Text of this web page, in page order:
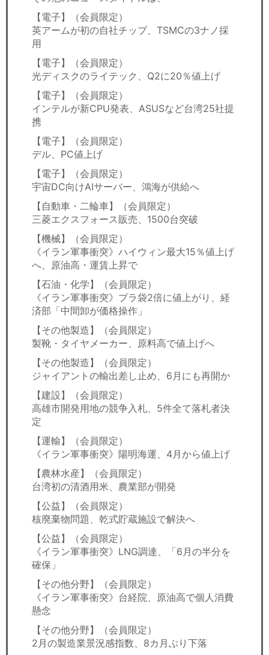
【電子】（会員限定）
英アームが初の自社チップ、TSMCの3ナノ採
用
【電子】（会員限定）
光ディスクのライテック、Q2に20％値上げ
【電子】（会員限定）
インテルが新CPU発表、ASUSなど台湾25社提
携
【電子】（会員限定）
デル、PC値上げ
【電子】（会員限定）
宇宙DC向けAIサーバー、鴻海が供給へ
【自動車・二輪車】（会員限定）
三菱エクスフォース販売、1500台突破
【機械】（会員限定）
《イラン軍事衝突》ハイウィン最大15％値上げ
へ、原油高・運賃上昇で
【石油・化学】（会員限定）
《イラン軍事衝突》プラ袋2倍に値上がり、経
済部「中間卸が価格操作」
【その他製造】（会員限定）
製靴・タイヤメーカー、原料高で値上げへ
【その他製造】（会員限定）
ジャイアントの輸出差し止め、6月にも再開か
【建設】（会員限定）
高雄市開発用地の競争入札、5件全て落札者決
定
【運輸】（会員限定）
《イラン軍事衝突》陽明海運、4月から値上げ
【農林水産】（会員限定）
台湾初の清酒用米、農業部が開発
【公益】（会員限定）
核廃棄物問題、乾式貯蔵施設で解決へ
【公益】（会員限定）
《イラン軍事衝突》LNG調達、「6月の半分を
確保」
【その他分野】（会員限定）
《イラン軍事衝突》台経院、原油高で個人消費
懸念
【その他分野】（会員限定）
2月の製造業景況感指数、8カ月ぶり下落